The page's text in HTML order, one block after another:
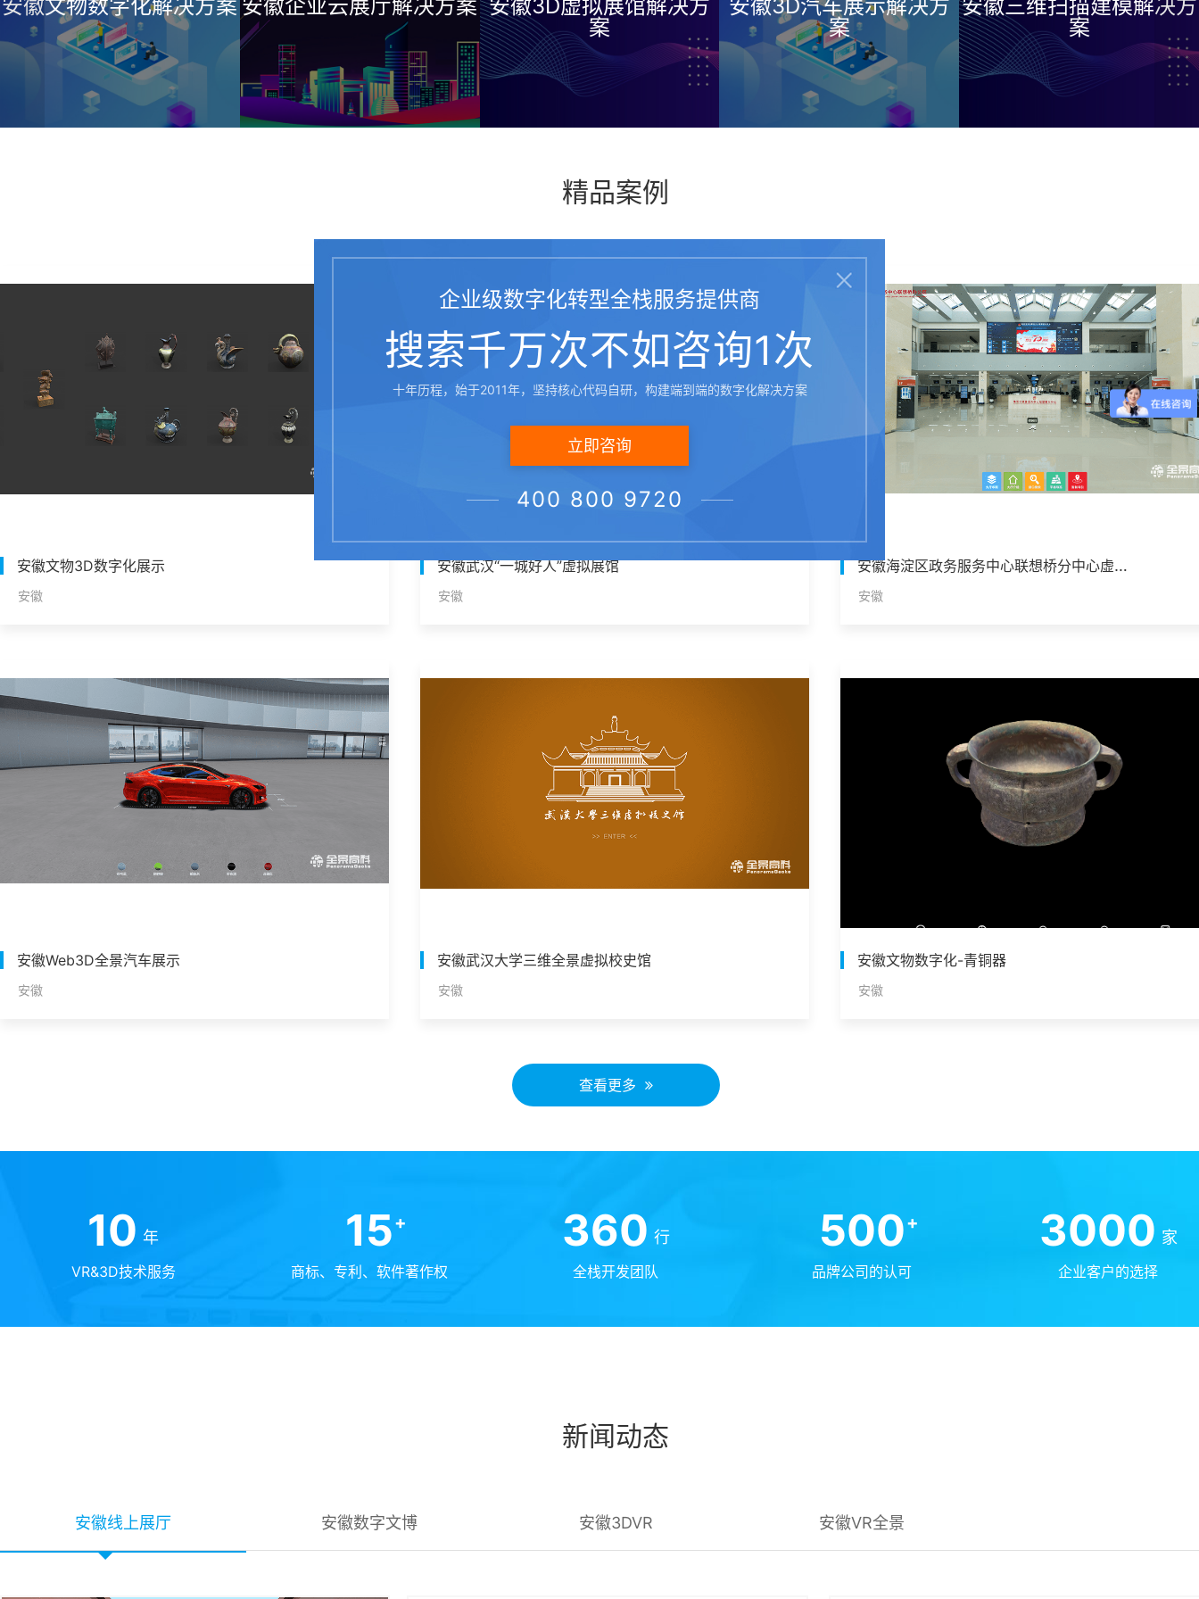
安徽文物数字化解决方案 安徽企业云展厅解决方案 安徽3D虚拟展馆解决方
案
安徽3D汽车展示解决方
案
安徽三维扫描建模解决方
案
精品案例
安徽文物3D数字化展示
安徽
安徽武汉“一城好人”虚拟展馆
安徽
安徽海淀区政务服务中心联想桥分中心虚拟政务大厅
安徽
安徽Web3D全景汽车展示
安徽
安徽武汉大学三维全景虚拟校史馆
安徽
安徽文物数字化-青铜器
安徽
查看更多
10 年
VR&3D技术服务
15+
商标、专利、软件著作权
360 行
全栈开发团队
500+
品牌公司的认可
3000 家
企业客户的选择
新闻动态
安徽线上展厅 安徽数字文博 安徽3DVR 安徽VR全景
企业级数字化转型全栈服务提供商
搜索千万次不如咨询1次
十年历程，始于2011年，坚持核心代码自研，构建端到端的数字化解决方案
立即咨询
400 800 9720